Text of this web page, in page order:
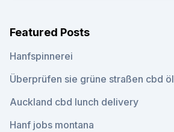
Featured Posts
Hanfspinnerei
Überprüfen sie grüne straßen cbd öl
Auckland cbd lunch delivery
Hanf jobs montana